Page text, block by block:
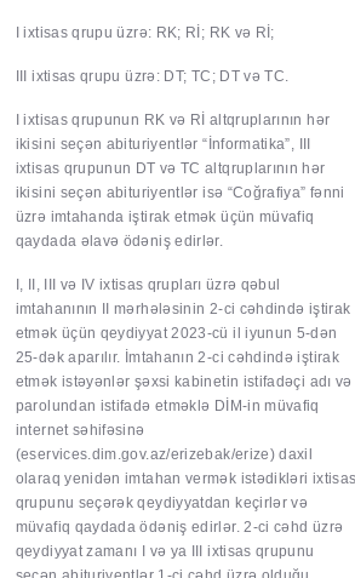
I ixtisas qrupu üzrə: RK; Rİ; RK və Rİ;
III ixtisas qrupu üzrə: DT; TC; DT və TC.
I ixtisas qrupunun RK və Rİ altqruplarının hər
ikisini seçən abituriyentlər “İnformatika”, III
ixtisas qrupunun DT və TC altqruplarının hər
ikisini seçən abituriyentlər isə “Coğrafiya” fənni
üzrə imtahanda iştirak etmək üçün müvafiq
qaydada əlavə ödəniş edirlər.
I, II, III və IV ixtisas qrupları üzrə qəbul
imtahanının II mərhələsinin 2-ci cəhdində iştirak
etmək üçün qeydiyyat 2023-cü il iyunun 5-dən
25-dək aparılır. İmtahanın 2-ci cəhdində iştirak
etmək istəyənlər şəxsi kabi­netin istifadəçi adı və
parolundan istifadə etmək­lə DİM-in mü­va­fiq
internet səhifəsinə
(eservices.dim.gov.az/erizebak/erize) daxil
olaraq yenidən imtahan vermək istədikləri ixtisas
qrupunu seçərək qeydiyyatdan keçirlər və
müvafiq qaydada ödəniş edirlər. 2-ci cəhd üzrə
qeydiyyat zamanı I və ya III ixtisas qrupunu